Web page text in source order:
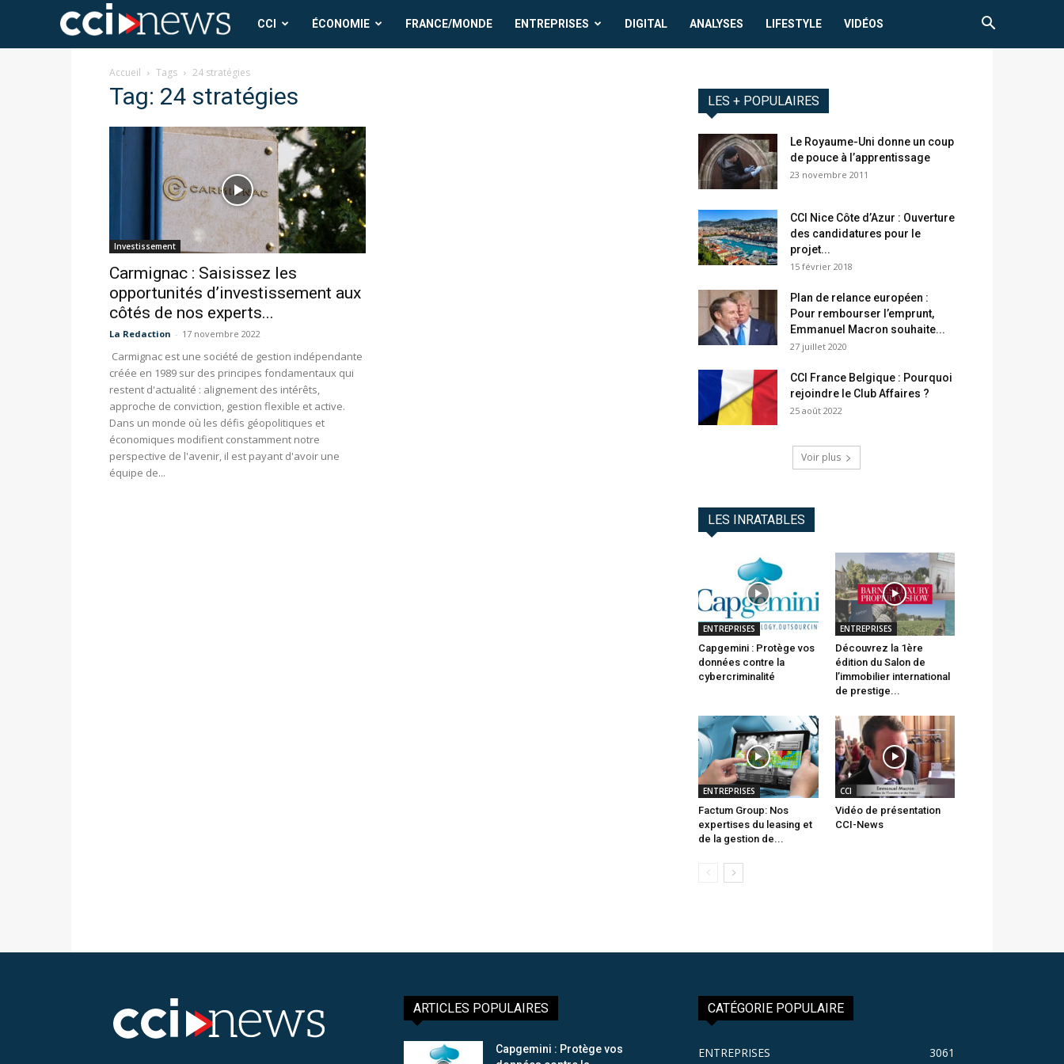
CCI
News
CCI ÉCONOMIE FRANCE/MONDE ENTREPRISES DIGITAL ANALYSES LIFESTYLE VIDÉOS
Accueil Tags 24 stratégies
Tag: 24 stratégies
Investissement
Carmignac : Saisissez les
opportunités d’investissement aux
côtés de nos experts...
La Redaction - 17 novembre 2022
Carmignac est une société de gestion indépendante
créée en 1989 sur des principes fondamentaux qui
restent d'actualité : alignement des intérêts,
approche de conviction, gestion flexible et active.
Dans un monde où les défis géopolitiques et
économiques modifient constamment notre
perspective de l'avenir, il est payant d'avoir une
équipe de...
LES + POPULAIRES
Le Royaume-Uni donne un coup
de pouce à l’apprentissage
23 novembre 2011
CCI Nice Côte d’Azur : Ouverture
des candidatures pour le
projet...
15 février 2018
Plan de relance européen :
Pour rembourser l’emprunt,
Emmanuel Macron souhaite...
27 juillet 2020
CCI France Belgique : Pourquoi
rejoindre le Club Affaires ?
25 août 2022
Voir plus
LES INRATABLES
ENTREPRISES
Capgemini : Protège vos
données contre la
cybercriminalité
ENTREPRISES
Découvrez la 1ère
édition du Salon de
l’immobilier international
de prestige...
ENTREPRISES
Factum Group: Nos
expertises du leasing et
de la gestion de...
CCI
Vidéo de présentation
CCI-News
ARTICLES POPULAIRES
Capgemini : Protège vos
CATÉGORIE POPULAIRE
ENTREPRISES 3061